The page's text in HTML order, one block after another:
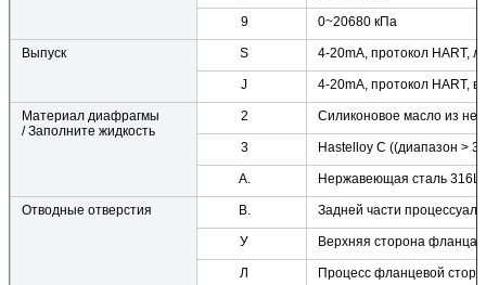
9 0~20680 кПа
Выпуск S 4-20mA, протокол HART,
J 4-20mA, протокол HART,
Материал диафрагмы
/ Заполните жидкость
2 Силиконовое масло из
3 Hastelloy C ((диапазон >
А. Нержавеющая сталь 316L
Отводные отверстия В. Задней части
У Верхняя сторона фланца
Л Процесс фланцевой